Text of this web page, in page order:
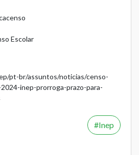
Escolar
pt-br/assuntos/noticias/censo-
inep-prorroga-prazo-para-
Inep